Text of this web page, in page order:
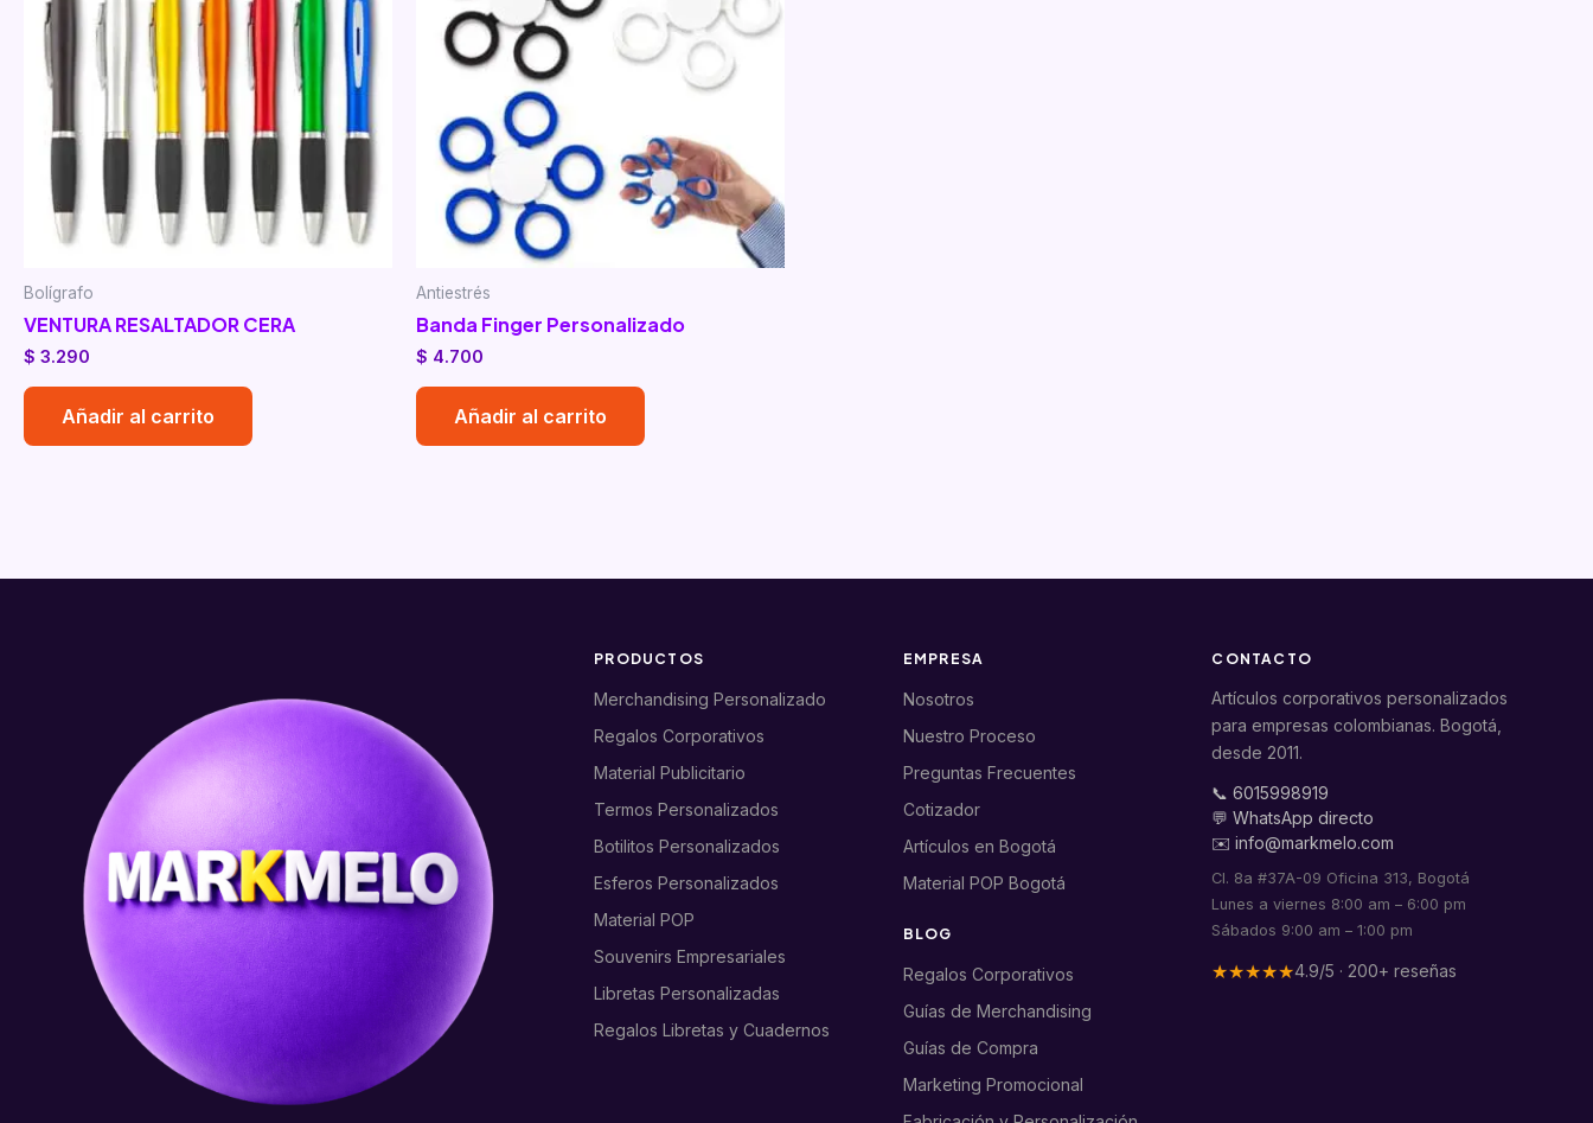
Bolígrafo
VENTURA RESALTADOR CERA
$ 3.290
Añadir al carrito
Antiestrés
Banda Finger Personalizado
$ 4.700
Añadir al carrito
PRODUCTOS
Merchandising Personalizado
Regalos Corporativos
Material Publicitario
Termos Personalizados
Botilitos Personalizados
Esferos Personalizados
Material POP
Souvenirs Empresariales
Libretas Personalizadas
Regalos Libretas y Cuadernos
EMPRESA
Nosotros
Nuestro Proceso
Preguntas Frecuentes
Cotizador
Artículos en Bogotá
Material POP Bogotá
BLOG
Regalos Corporativos
Guías de Merchandising
Guías de Compra
Marketing Promocional
CONTACTO
Artículos corporativos personalizados
para empresas colombianas. Bogotá,
desde 2011.
📞 6015998919
💬 WhatsApp directo
✉️ info@markmelo.com
Cl. 8a #37A-09 Oficina 313, Bogotá
Lunes a viernes 8:00 am – 6:00 pm
Sábados 9:00 am – 1:00 pm
★★★★★4.9/5 · 200+ reseñas